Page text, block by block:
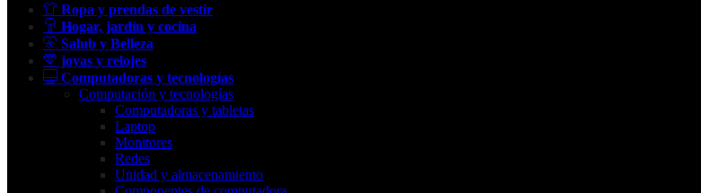
Ropa y prendas de vestir
Hogar, jardín y cocina
Salub y Belleza
joyas y relojes
Computadoras y tecnologías
Computación y tecnologías
Computadoras y tabletas
Laptop
Monitores
Redes
Unidad y almacenamiento